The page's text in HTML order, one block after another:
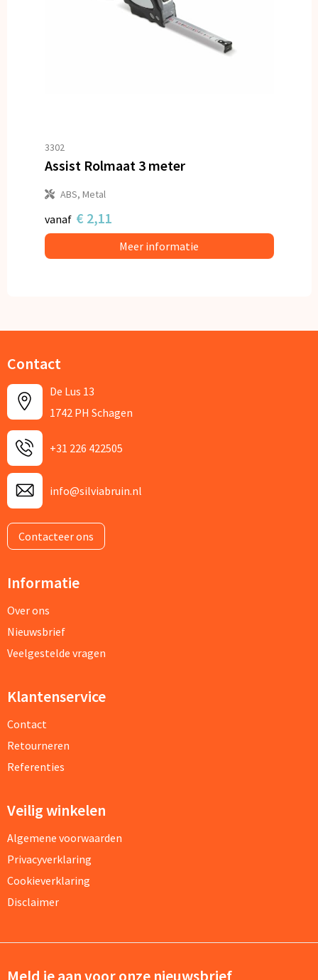
3302
Assist Rolmaat 3 meter
ABS, Metal
vanaf € 2,11
Meer informatie
Contact
De Lus 13
1742 PH Schagen
+31 226 422505
info@silviabruin.nl
Contacteer ons
Informatie
Over ons
Nieuwsbrief
Veelgestelde vragen
Klantenservice
Contact
Retourneren
Referenties
Veilig winkelen
Algemene voorwaarden
Privacyverklaring
Cookieverklaring
Disclaimer
Meld je aan voor onze nieuwsbrief